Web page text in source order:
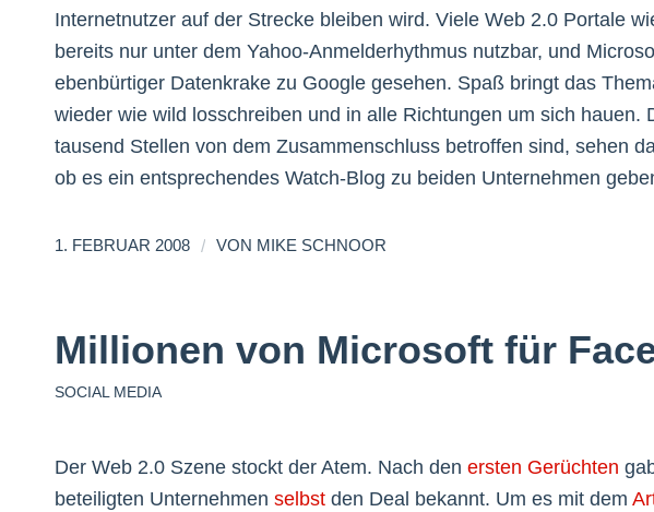
Internetnutzer auf der Strecke bleiben wird. Viele Web 2.0 Portale
bereits nur unter dem Yahoo-Anmelderhythmus nutzbar, und
ebenbürtiger Datenkrake zu Google gesehen. Spaß bringt das
wieder wie wild losschreiben und in alle Richtungen um sich hauen.
tausend Stellen von dem Zusammenschluss betroffen sind, sehen
ob es ein entsprechendes Watch-Blog zu beiden Unternehmen
1. FEBRUAR 2008 / VON MIKE SCHNOOR
Millionen von Microsoft für
SOCIAL MEDIA
Der Web 2.0 Szene stockt der Atem. Nach den ersten Gerüchten
beteiligten Unternehmen selbst den Deal bekannt. Um es mit dem